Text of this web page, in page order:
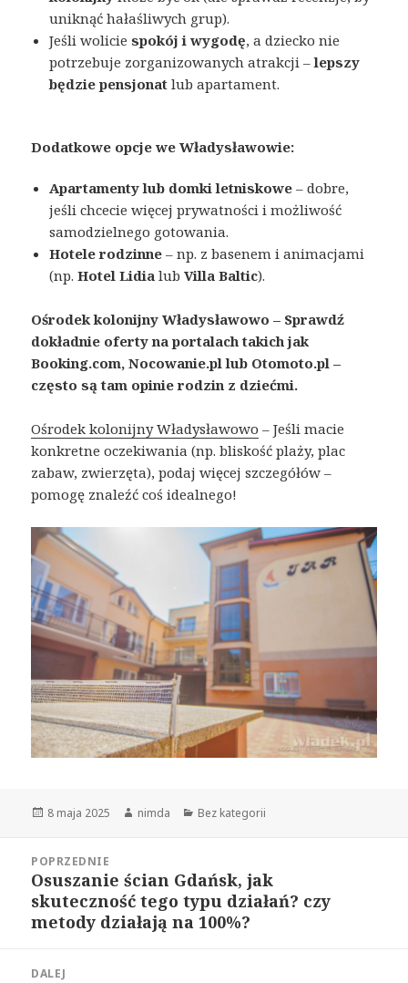
uniknąć hałaśliwych grup).
Jeśli woliciespokój i wygodę, a dziecko nie
potrzebuje zorganizowanych atrakcji –lepszy
będzie pensjonat lub apartament.
Dodatkowe opcje we Władysławowie:
Apartamenty lub domki letniskowe – dobre,
jeśli chcecie więcej prywatności i możliwość
samodzielnego gotowania.
Hotele rodzinne – np. z basenem i animacjami
(np.Hotel Lidia lubVilla Baltic).
Ośrodek kolonijny Władysławowo – Sprawdź
dokładnie oferty na portalach takich jak
Booking.com, Nocowanie.pl lub Otomoto.pl –
często są tam opinie rodzin z dziećmi.
Ośrodek kolonijny Władysławowo – Jeśli macie
konkretne oczekiwania (np. bliskość plaży, plac
zabaw, zwierzęta), podaj więcej szczegółów –
pomogę znaleźć coś idealnego!
Opublikowano
8 maja 2025 Autor
nimda Kategorie
Bez kategorii
wpisu
POPRZEDNIE
Poprzedni
wpis:
Osuszanie ścian Gdańsk, jak
skuteczność tego typu działań? czy
metody działają na 100%?
DALEJ